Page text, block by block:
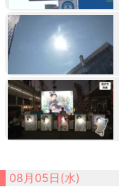
08月05日(水)